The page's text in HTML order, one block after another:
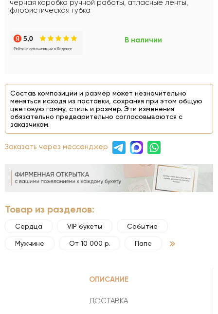
черная коробка ручной работы, атласные ленты,
флористическая губка
В наличии
Состав композиции и размер может незначительно
меняться исходя из поставки, сохраняя при этом общую
цветовую гамму, стиль и размер. Эти изменения
обязательно предварительно согласовываются с
заказчиком.
Заказать через мессенджер
Товар из разделов:
Сердца VIP букеты Событие
Мужчине От 10 000 р. Папе
ОПИСАНИЕ
ДОСТАВКА